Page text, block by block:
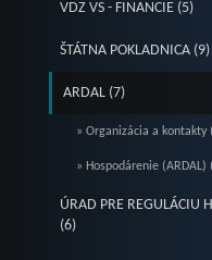
VDZ VS - FINANCIE (5)
ŠTÁTNA POKLADNICA (9)
ARDAL (7)
» Organizácia a kontakty
» Hospodárenie (ARDAL)
ÚRAD PRE REGULÁCIU
(6)